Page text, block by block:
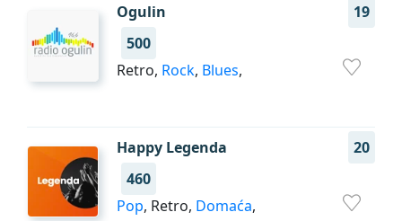
Ogulin
19
500
Retro, Rock, Blues,
Happy Legenda
20
460
Pop, Retro, Domaća,